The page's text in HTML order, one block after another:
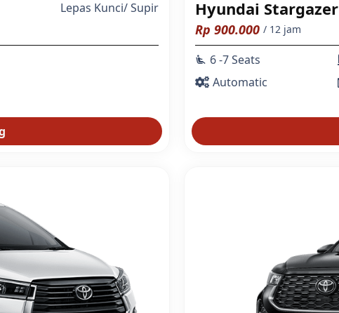
Lepas Kunci/Supir Hyundai Stargazer
Rp 900.000 / 12 jam
airline_seat_recline_extra 6 -7 Seats
Automatic